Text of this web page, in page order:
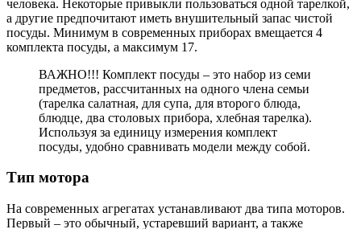
человека. Некоторые привыкли пользоваться одной тарелкой,
а другие предпочитают иметь внушительный запас чистой
посуды. Минимум в современных приборах вмещается 4
комплекта посуды, а максимум 17.
ВАЖНО!!! Комплект посуды – это набор из семи
предметов, рассчитанных на одного члена семьи
(тарелка салатная, для супа, для второго блюда,
блюдце, два столовых прибора, хлебная тарелка).
Используя за единицу измерения комплект
посуды, удобно сравнивать модели между собой.
Тип мотора
На современных агрегатах устанавливают два типа моторов.
Первый – это обычный, устаревший вариант, а также